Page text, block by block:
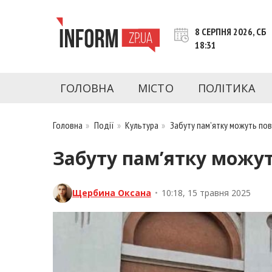
INFORM.ZP.UA – це інформаційний
Запоріжжя та Запорізької області на день.
8 СЕРПНЯ 2026, СБ
18:31
ГОЛОВНА МІСТО ПОЛІТИКА
Головна » Події »Культура » Забуту пам’ятку можуть
Забуту пам’ятку
Щербина Оксана • 10:18, 15 травня 2025